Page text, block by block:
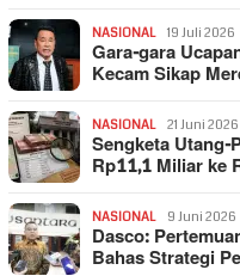
NASIONAL 19 Juli 2026
Gara-gara
Kecam Sikap
NASIONAL 21 Juni 2026
Sengketa Utang-
Rp11,1 Miliar ke
NASIONAL 9 Juni 2026
Dasco:
Bahas Strategi